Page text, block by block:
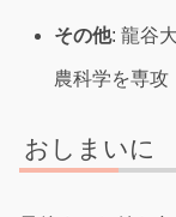
その他: 龍谷
農科学を専攻
おしまいに